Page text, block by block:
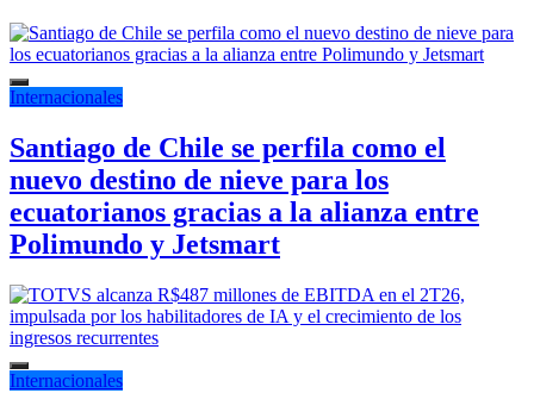
Internacionales
Santiago de Chile se perfila como el
nuevo destino de nieve para los
ecuatorianos gracias a la alianza entre
Polimundo y Jetsmart
Internacionales